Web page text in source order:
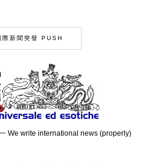
際新聞突發 PUSH
We write international news (properly)